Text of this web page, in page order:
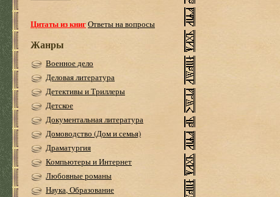
Цитаты из книгОтветы на вопросы
Жанры
Военное дело
Деловая литература
Детективы и Триллеры
Детское
Документальная литература
Домоводство (Дом и семья)
Драматургия
Компьютеры и Интернет
Любовные романы
Наука, Образование